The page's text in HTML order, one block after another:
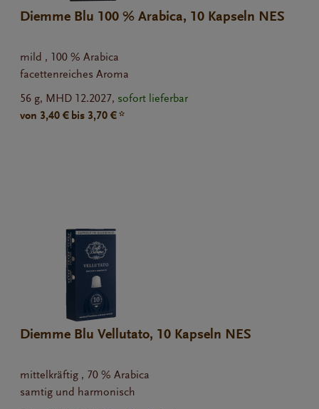
Diemme Blu 100 % Arabica, 10 Kapseln NES
mild , 100 % Arabica
facettenreiches Aroma
56 g, MHD 12.2027, sofort lieferbar
von 3,40 € bis 3,70 € *
Diemme Blu Vellutato, 10 Kapseln NES
mittelkräftig , 70 % Arabica
samtig und harmonisch